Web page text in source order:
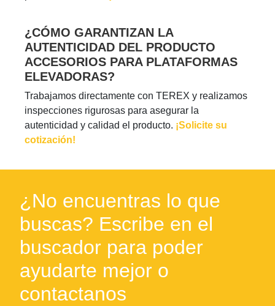
¿CÓMO GARANTIZAN LA
AUTENTICIDAD DEL PRODUCTO
ACCESORIOS PARA PLATAFORMAS
ELEVADORAS?
Trabajamos directamente con TEREX y realizamos
inspecciones rigurosas para asegurar la
autenticidad y calidad el producto. ¡Solicite su
cotización!
¿No encuentras lo que
buscas? Escribe en el
buscador para poder
ayudarte mejor o
contactanos